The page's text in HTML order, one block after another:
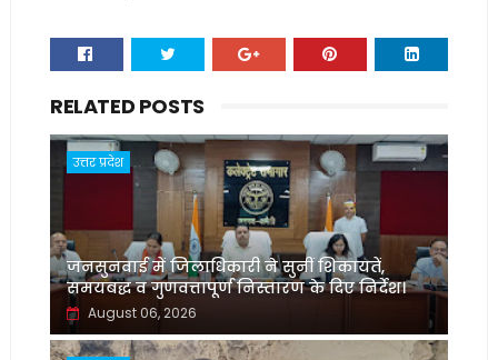
RELATED POSTS
उत्तर प्रदेश
जनसुनवाई में जिलाधिकारी ने सुनीं शिकायतें,
समयबद्ध व गुणवत्तापूर्ण निस्तारण के दिए निर्देश।
August 06, 2026